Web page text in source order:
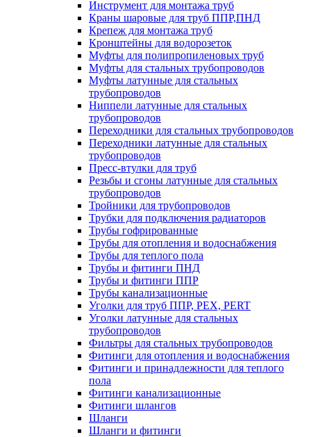
Инструмент для монтажа труб
Краны шаровые для труб ППР,ПНД
Крепеж для монтажа труб
Кронштейны для водорозеток
Муфты для полипропиленовых труб
Муфты для стальных трубопроводов
Муфты латунные для стальных
трубопроводов
Ниппели латунные для стальных
трубопроводов
Переходники для стальных трубопроводов
Переходники латунные для стальных
трубопроводов
Пресс-втулки для труб
Резьбы и сгоны латунные для стальных
трубопроводов
Тройники для трубопроводов
Трубки для подключения радиаторов
Трубы гофрированные
Трубы для отопления и водоснабжения
Трубы для теплого пола
Трубы и фитинги ПНД
Трубы и фитинги ППР
Трубы канализационные
Уголки для труб ППР, PEX, PERT
Уголки латунные для стальных
трубопроводов
Фильтры для стальных трубопроводов
Фитинги для отопления и водоснабжения
Фитинги и принадлежности для теплого
пола
Фитинги канализационные
Фитинги шлангов
Шланги
Шланги и фитинги